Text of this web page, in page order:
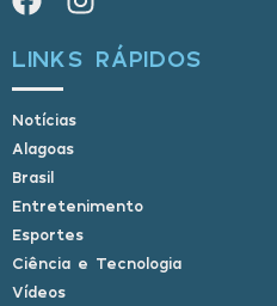
LINKS RÁPIDOS
Notícias
Alagoas
Brasil
Entretenimento
Esportes
Ciência e Tecnologia
Vídeos